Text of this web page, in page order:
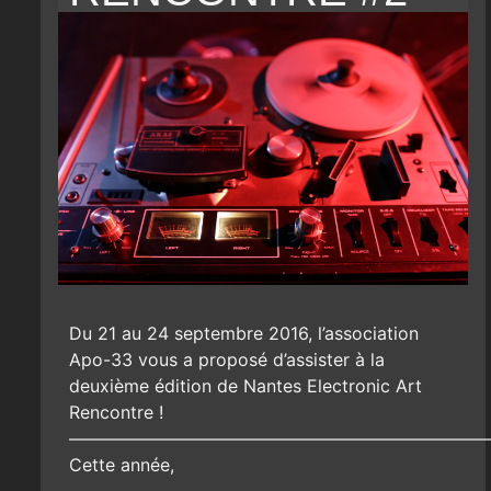
Du 21 au 24 septembre 2016, l’association
Apo-33 vous a proposé d’assister à la
deuxième édition de Nantes Electronic Art
Rencontre !
Cette année,